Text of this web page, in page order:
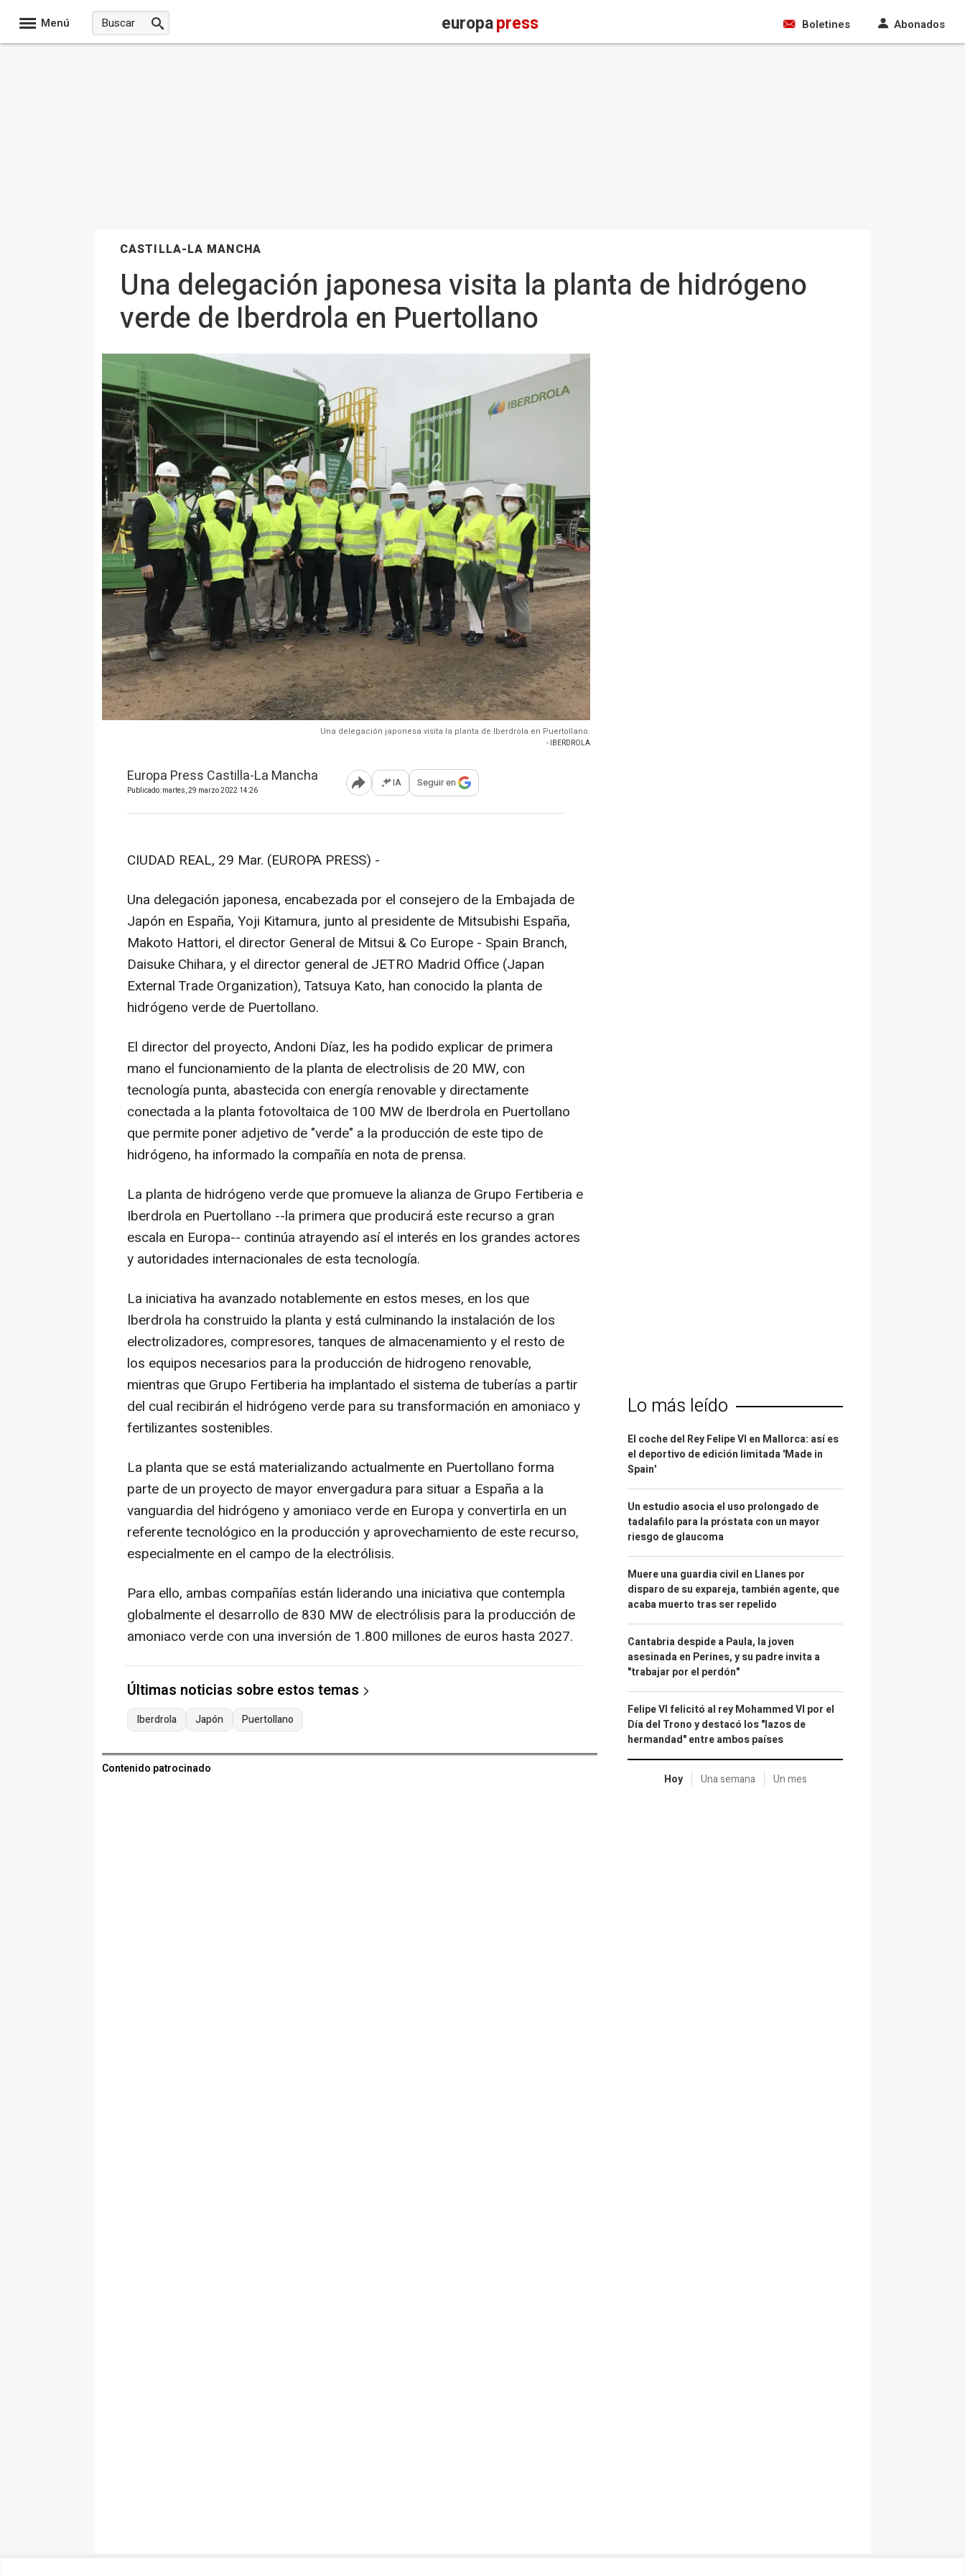
Menú europapress Boletines Abonados
CASTILLA-LA MANCHA
Una delegación japonesa visita la planta de hidrógeno
verde de Iberdrola en Puertollano
Una delegación japonesa visita la planta de Iberdrola en Puertollano.
- IBERDROLA
Europa Press Castilla-La Mancha
Publicado: martes, 29 marzo 2022 14:26 Abrir opciones para compartir
IA Seguir en
CIUDAD REAL, 29 Mar. (EUROPA PRESS) -
Una delegación japonesa, encabezada por el consejero de la Embajada de
Japón en España, Yoji Kitamura, junto al presidente de Mitsubishi España,
Makoto Hattori, el director General de Mitsui & Co Europe - Spain Branch,
Daisuke Chihara, y el director general de JETRO Madrid Office (Japan
External Trade Organization), Tatsuya Kato, han conocido la planta de
hidrógeno verde de Puertollano.
El director del proyecto, Andoni Díaz, les ha podido explicar de primera
mano el funcionamiento de la planta de electrolisis de 20 MW, con
tecnología punta, abastecida con energía renovable y directamente
conectada a la planta fotovoltaica de 100 MW de Iberdrola en Puertollano
que permite poner adjetivo de "verde" a la producción de este tipo de
hidrógeno, ha informado la compañía en nota de prensa.
La planta de hidrógeno verde que promueve la alianza de Grupo Fertiberia e
Iberdrola en Puertollano --la primera que producirá este recurso a gran
escala en Europa-- continúa atrayendo así el interés en los grandes actores
y autoridades internacionales de esta tecnología.
La iniciativa ha avanzado notablemente en estos meses, en los que
Iberdrola ha construido la planta y está culminando la instalación de los
electrolizadores, compresores, tanques de almacenamiento y el resto de
los equipos necesarios para la producción de hidrogeno renovable,
mientras que Grupo Fertiberia ha implantado el sistema de tuberías a partir
del cual recibirán el hidrógeno verde para su transformación en amoniaco y
fertilizantes sostenibles.
La planta que se está materializando actualmente en Puertollano forma
parte de un proyecto de mayor envergadura para situar a España a la
vanguardia del hidrógeno y amoniaco verde en Europa y convertirla en un
referente tecnológico en la producción y aprovechamiento de este recurso,
especialmente en el campo de la electrólisis.
Para ello, ambas compañías están liderando una iniciativa que contempla
globalmente el desarrollo de 830 MW de electrólisis para la producción de
amoniaco verde con una inversión de 1.800 millones de euros hasta 2027.
Últimas noticias sobre estos temas
Iberdrola Japón Puertollano
Contenido patrocinado
Lo más leído
El coche del Rey Felipe VI en Mallorca: así es
el deportivo de edición limitada 'Made in
Spain'
Un estudio asocia el uso prolongado de
tadalafilo para la próstata con un mayor
riesgo de glaucoma
Muere una guardia civil en Llanes por
disparo de su expareja, también agente, que
acaba muerto tras ser repelido
Cantabria despide a Paula, la joven
asesinada en Perines, y su padre invita a
"trabajar por el perdón"
Felipe VI felicitó al rey Mohammed VI por el
Día del Trono y destacó los "lazos de
hermandad" entre ambos países
Hoy Una semana Un mes